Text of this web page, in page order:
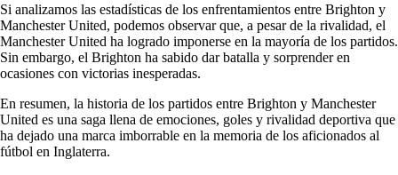
Si analizamos las estadísticas de los enfrentamientos entre Brighton y
Manchester United, podemos observar que, a pesar de la rivalidad, el
Manchester United ha logrado imponerse en la mayoría de los partidos.
Sin embargo, el Brighton ha sabido dar batalla y sorprender en
ocasiones con victorias inesperadas.
En resumen, la historia de los partidos entre Brighton y Manchester
United es una saga llena de emociones, goles y rivalidad deportiva que
ha dejado una marca imborrable en la memoria de los aficionados al
fútbol en Inglaterra.